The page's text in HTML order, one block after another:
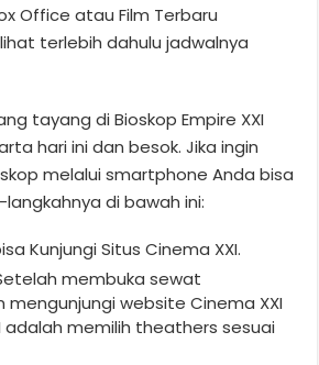
Office atau Film Terbaru
terlebih dahulu jadwalnya
tayang di Bioskop Empire XXI
hari ini dan besok. Jika ingin
melalui smartphone Anda bisa
di bawah ini:
Kunjungi Situs Cinema XXI.
membuka sewat
website Cinema XXI
adalah memilih theathers sesuai